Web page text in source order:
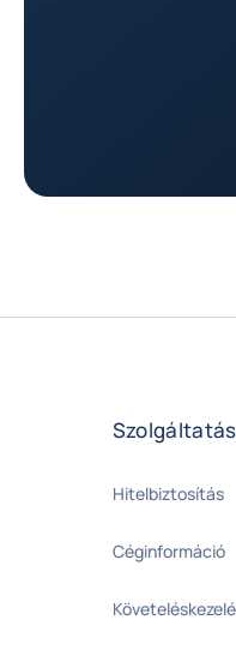
Hitelbiztosítás
Céginformáció